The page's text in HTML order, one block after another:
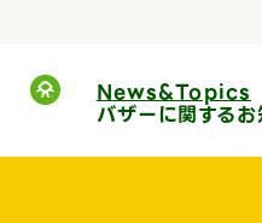
News&Topics
バザーに関するお